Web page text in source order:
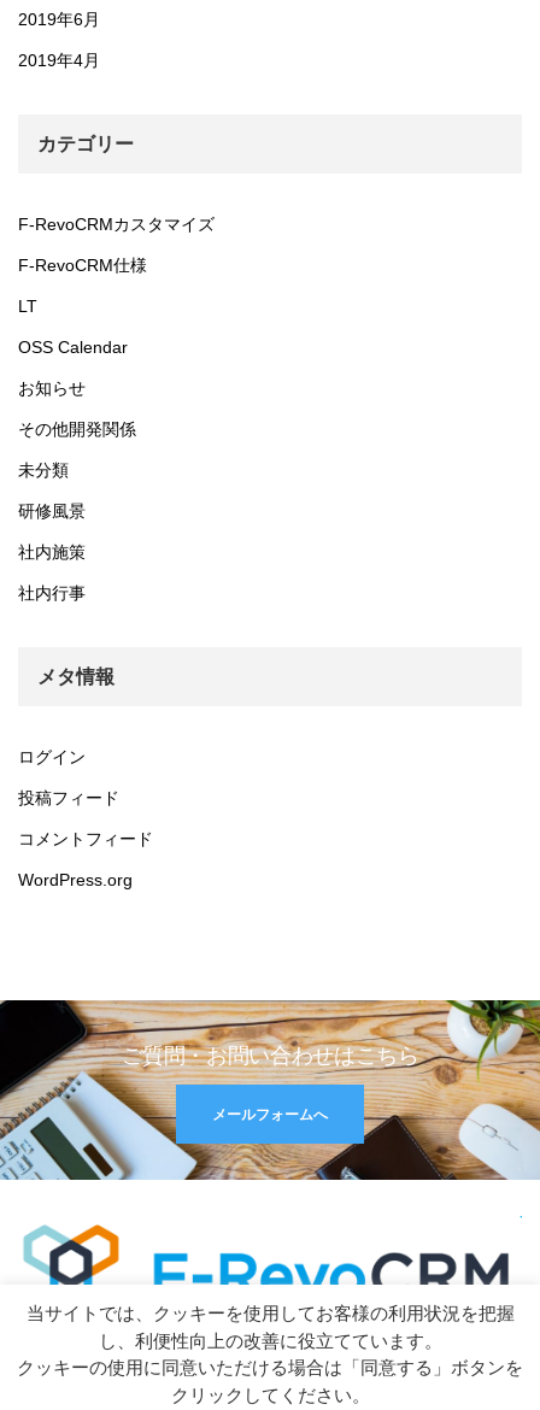
2019年6月
2019年4月
カテゴリー
F-RevoCRMカスタマイズ
F-RevoCRM仕様
LT
OSS Calendar
お知らせ
その他開発関係
未分類
研修風景
社内施策
社内行事
メタ情報
ログイン
投稿フィード
コメントフィード
WordPress.org
ご質問・お問い合わせはこちら
メールフォームへ
RSS
当サイトでは、クッキーを使用してお客様の利用状況を把握
し、利便性向上の改善に役立てています。
クッキーの使用に同意いただける場合は「同意する」ボタンを
クリックしてください。